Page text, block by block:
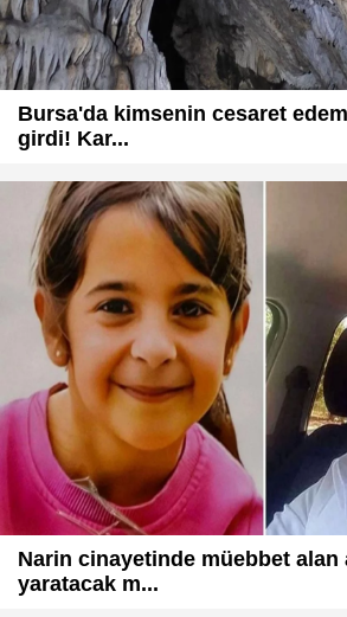
Bursa'da kimsenin cesaret
girdi! Kar...
Narin cinayetinde müebbet alan
yaratacak m...